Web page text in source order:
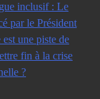
inclusif : Le
par le Président
une piste de
fin à la crise
?